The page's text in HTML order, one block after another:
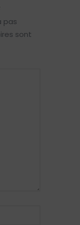
pas
sont